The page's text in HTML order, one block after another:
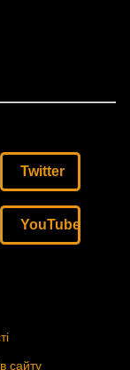
Twitter
YouTube
сайту